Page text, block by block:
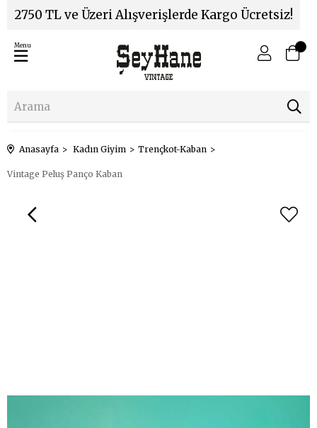
2750 TL ve Üzeri Alışverişlerde Kargo Ücretsiz!
Menu
Anasayfa Kadın Giyim Trençkot-Kaban
Vintage Peluş Panço Kaban